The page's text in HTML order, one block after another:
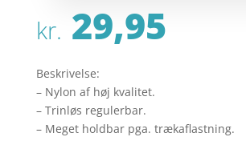
kr. 29,95
Beskrivelse:
– Nylon af høj kvalitet.
– Trinløs regulerbar.
– Meget holdbar pga. trækaflastning.